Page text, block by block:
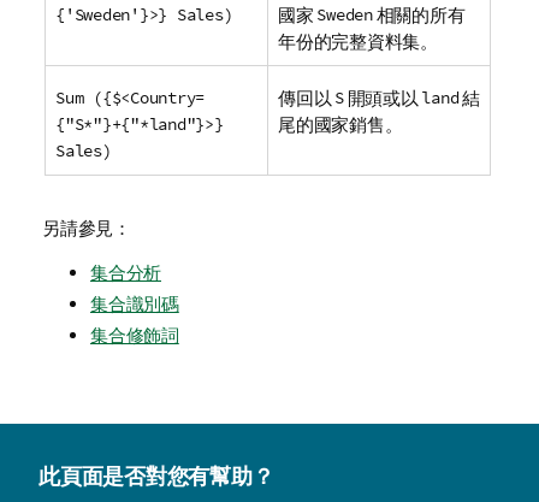
{'Sweden'}>} Sales)
國家 Sweden相關的所有
年份的完整資料集。
Sum ({$<Country=
{"S*"}+{"*land"}>}
Sales)
傳回以 S開頭或以 land結
尾的國家銷售。
另請參見：
集合分析
集合識別碼
集合修飾詞
此頁面是否對您有幫助？